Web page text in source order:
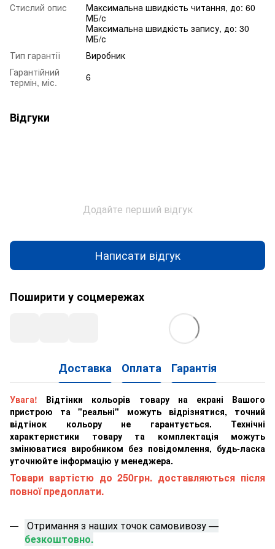
Стислий опис
Максимальна швидкість читання, до: 60
МБ/с
Максимальна швидкість запису, до: 30
МБ/с
Тип гарантії
Виробник
Гарантійний
термін, міс.
6
Відгуки
Додайте перший відгук
Написати відгук
Поширити у соцмережах
Доставка Оплата Гарантія
Увага! Відтінки кольорів товару на екрані Вашого
пристрою та "реальні" можуть відрізнятися, точний
відтінок кольору не гарантується. Технічні
характеристики товару та комплектація можуть
змінюватися виробником без повідомлення, будь-ласка
уточнюйте інформацію у менеджера.
Товари вартістю до 250грн. доставляються після
повної предоплати.
Отримання з наших точок самовивозу —
безкоштовно.